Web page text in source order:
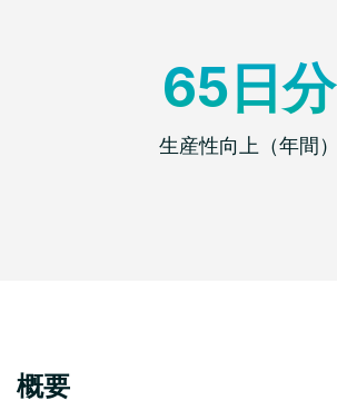
65日分
生産性向上（年間）
概要